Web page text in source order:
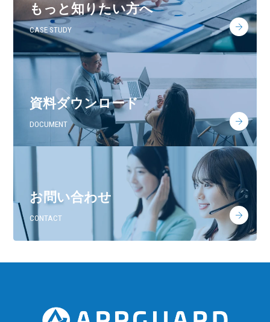
もっと知りたい方へ
CASE STUDY
資料ダウンロード
DOCUMENT
お問い合わせ
CONTACT